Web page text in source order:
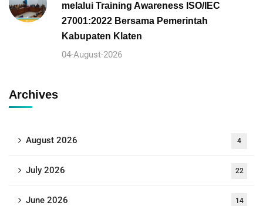
melalui Training Awareness ISO/IEC
27001:2022 Bersama Pemerintah
Kabupaten Klaten
04-August-2026
Archives
August 2026 4
July 2026 22
June 2026 14